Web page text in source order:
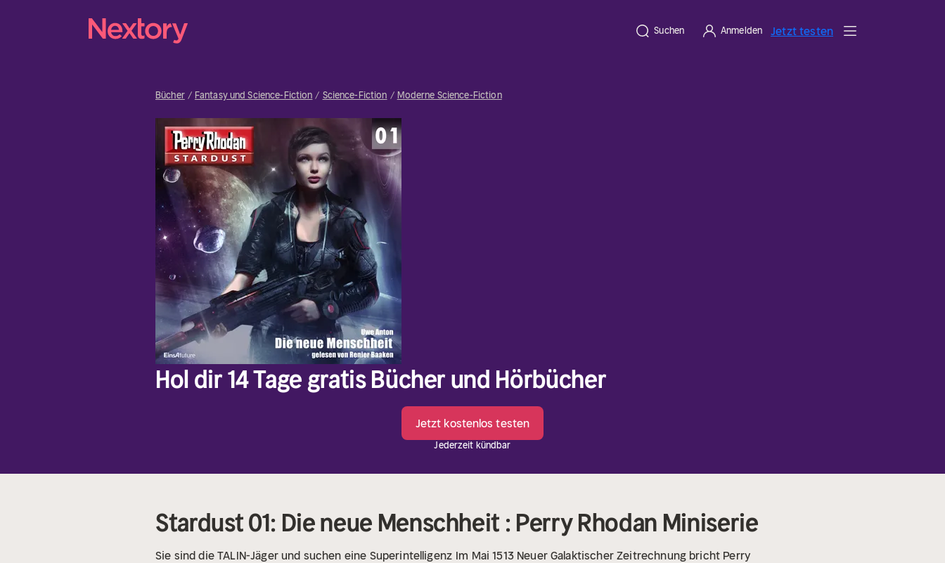
Suchen Anmelden Jetzt testen
Bücher Fantasy und Science-Fiction Science-Fiction Moderne Science-Fiction
Hol dir 14 Tage gratis Bücher und Hörbücher
Jetzt kostenlos testen
Jederzeit kündbar
Stardust 01: Die neue Menschheit : Perry Rhodan Miniserie
Sie sind die TALIN-Jäger und suchen eine Superintelligenz Im Mai 1513 Neuer Galaktischer Zeitrechnung bricht Perry